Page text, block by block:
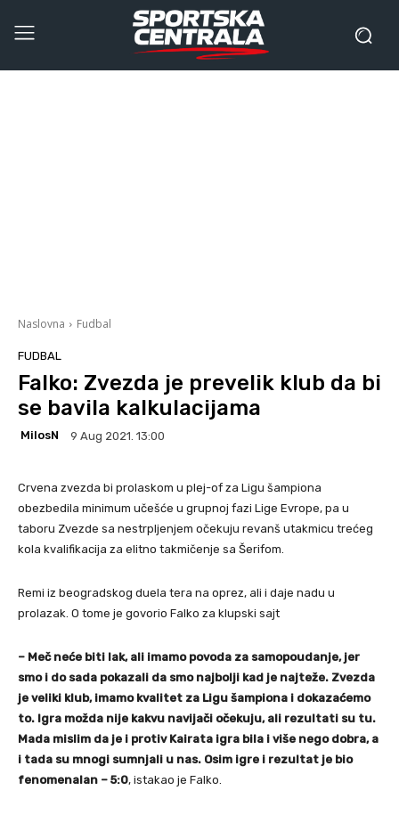
Naslovna Fudbal
FUDBAL
Falko: Zvezda je prevelik klub da bi
se bavila kalkulacijama
MilosN 9 Aug 2021. 13:00
Crvena zvezda bi prolaskom u plej-of za Ligu šampiona
obezbedila minimum učešće u grupnoj fazi Lige Evrope, pa u
taboru Zvezde sa nestrpljenjem očekuju revanš utakmicu trećeg
kola kvalifikacija za elitno takmičenje sa Šerifom.
Remi iz beogradskog duela tera na oprez, ali i daje nadu u
prolazak. O tome je govorio Falko za klupski sajt
– Meč neće biti lak, ali imamo povoda za samopoudanje, jer
smo i do sada pokazali da smo najbolji kad je najteže. Zvezda
je veliki klub, imamo kvalitet za Ligu šampiona i dokazaćemo
to. Igra možda nije kakvu navijači očekuju, ali rezultati su tu.
Mada mislim da je i protiv Kairata igra bila i više nego dobra, a
i tada su mnogi sumnjali u nas. Osim igre i rezultat je bio
fenomenalan – 5:0, istakao je Falko.